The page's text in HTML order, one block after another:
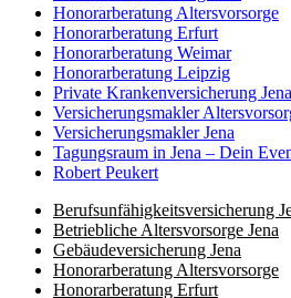
Honorar­beratung Altersvorsorge
Honorar­beratung Erfurt
Honorar­beratung Weimar
Honorarberatung Leipzig
Private Kranken­­versicherung Jena
Versicherungsmakler
Versicherungs­makler Jena
Tagungsraum in Jena – Dein
Robert Peukert
Berufs­unfähigkeits­­versicherung
Betriebliche Altersvorsorge Jena
Gebäudeversicherung Jena
Honorar­beratung Altersvorsorge
Honorar­beratung Erfurt